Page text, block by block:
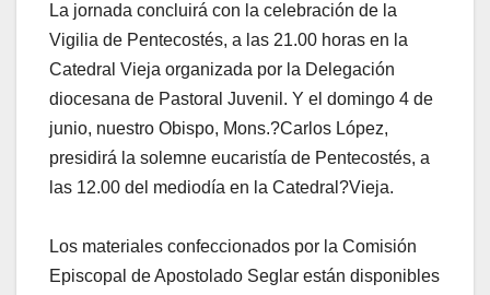
La jornada concluirá con la celebración de la
Vigilia de Pentecostés, a las 21.00 horas en la
Catedral Vieja organizada por la Delegación
diocesana de Pastoral Juvenil. Y el domingo 4 de
junio, nuestro Obispo, Mons.?Carlos López,
presidirá la solemne eucaristía de Pentecostés, a
las 12.00 del mediodía en la Catedral?Vieja.
Los materiales confeccionados por la Comisión
Episcopal de Apostolado Seglar están disponibles